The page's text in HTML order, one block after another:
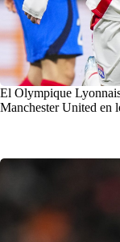
El Olympique
Manchester United en